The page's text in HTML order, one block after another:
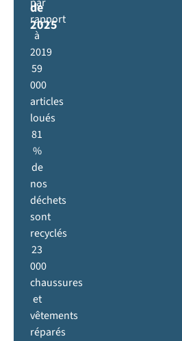
de
2025
rapport
à
2019
59
000
articles
loués
81
%
de
nos
déchets
sont
recyclés
23
000
chaussures
et
vêtements
réparés